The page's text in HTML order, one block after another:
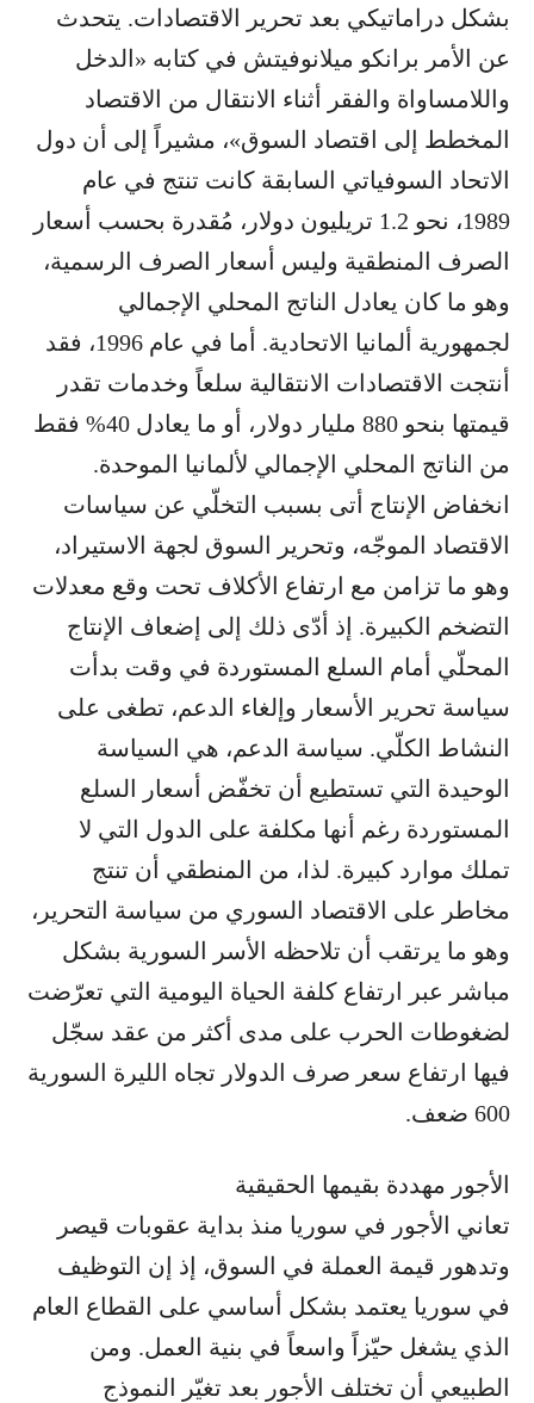
بشكل دراماتيكي بعد تحرير الاقتصادات. يتحدث
عن الأمر برانكو ميلانوفيتش في كتابه «الدخل
واللامساواة والفقر أثناء الانتقال من الاقتصاد
المخطط إلى اقتصاد السوق»، مشيراً إلى أن دول
الاتحاد السوفياتي السابقة كانت تنتج في عام
1989، نحو 1.2 تريليون دولار، مُقدرة بحسب أسعار
الصرف المنطقية وليس أسعار الصرف الرسمية،
وهو ما كان يعادل الناتج المحلي الإجمالي
لجمهورية ألمانيا الاتحادية. أما في عام 1996، فقد
أنتجت الاقتصادات الانتقالية سلعاً وخدمات تقدر
قيمتها بنحو 880 مليار دولار، أو ما يعادل 40% فقط
من الناتج المحلي الإجمالي لألمانيا الموحدة.
انخفاض الإنتاج أتى بسبب التخلّي عن سياسات
الاقتصاد الموجّه، وتحرير السوق لجهة الاستيراد،
وهو ما تزامن مع ارتفاع الأكلاف تحت وقع معدلات
التضخم الكبيرة. إذ أدّى ذلك إلى إضعاف الإنتاج
المحلّي أمام السلع المستوردة في وقت بدأت
سياسة تحرير الأسعار وإلغاء الدعم، تطغى على
النشاط الكلّي. سياسة الدعم، هي السياسة
الوحيدة التي تستطيع أن تخفّض أسعار السلع
المستوردة رغم أنها مكلفة على الدول التي لا
تملك موارد كبيرة. لذا، من المنطقي أن تنتج
مخاطر على الاقتصاد السوري من سياسة التحرير،
وهو ما يرتقب أن تلاحظه الأسر السورية بشكل
مباشر عبر ارتفاع كلفة الحياة اليومية التي تعرّضت
لضغوطات الحرب على مدى أكثر من عقد سجّل
فيها ارتفاع سعر صرف الدولار تجاه الليرة السورية
600 ضعف.
الأجور مهددة بقيمها الحقيقية
تعاني الأجور في سوريا منذ بداية عقوبات قيصر
وتدهور قيمة العملة في السوق، إذ إن التوظيف
في سوريا يعتمد بشكل أساسي على القطاع العام
الذي يشغل حيّزاً واسعاً في بنية العمل. ومن
الطبيعي أن تختلف الأجور بعد تغيّر النموذج